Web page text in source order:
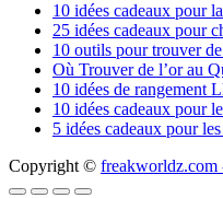
10 idées cadeaux pour
25 idées cadeaux pour
10 outils pour trouver
Où Trouver de l’or au
10 idées de rangement
10 idées cadeaux pour
5 idées cadeaux pour
Copyright © freakworldz.com